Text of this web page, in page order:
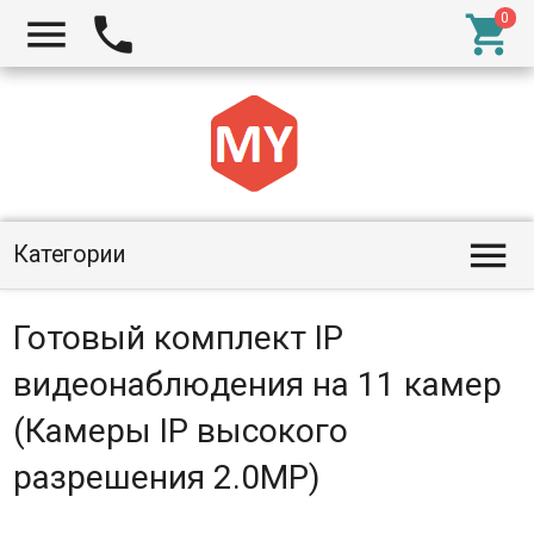
  
Категории 
Готовый комплект IP
видеонаблюдения на 11 камер
(Камеры IP высокого
разрешения 2.0MP)